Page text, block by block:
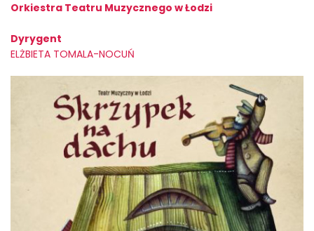
Orkiestra Teatru Muzycznego w Łodzi
Dyrygent
ELŻBIETA TOMALA-NOCUŃ